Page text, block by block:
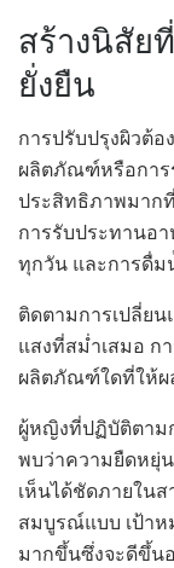
สร้างนิสัย
ยั่งยืน
การปรับปรุงผิวต้
ผลิตภัณฑ์หรือการ
ประสิทธิภาพมาก
การรับประทานอ
ทุกวัน และการดื่ม
ติดตามการเปลี่ย
แสงที่สม่ำเสมอ ก
ผลิตภัณฑ์ใดที่ให้ผ
ผู้หญิงที่ปฏิบัติตาม
พบว่าความยืดหยุ่
เห็นได้ชัดภายใน
สมบูรณ์แบบ เป้า
มากขึ้นซึ่งจะดีขึ้น